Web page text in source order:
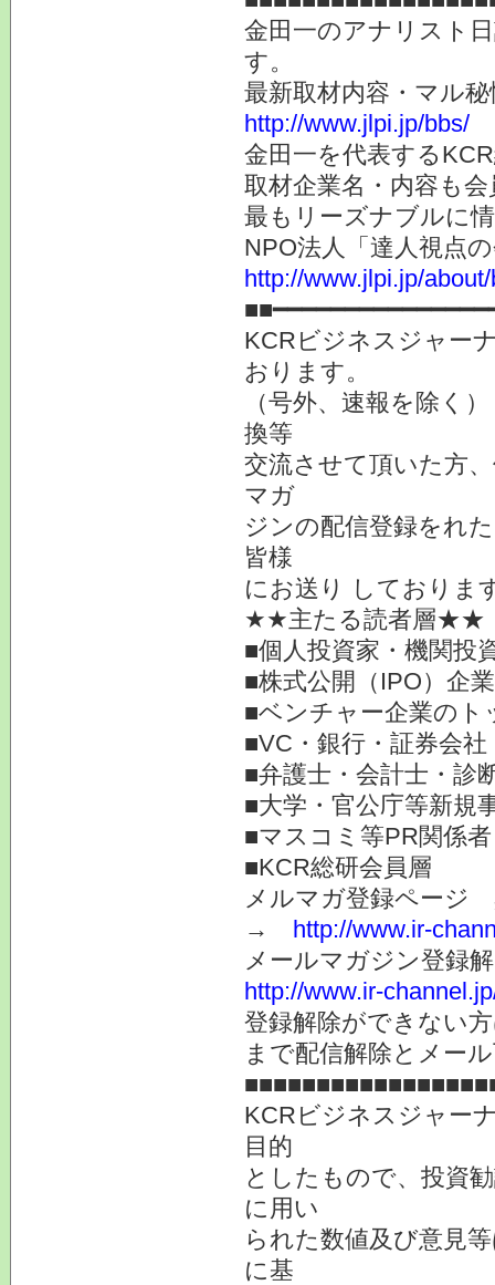
金田一のアナリスト
す。
最新取材内容・マル
http://www.jlpi.jp/bbs/
金田一を代表する
取材企業名・内容も
最もリーズナブルに
NPO法人「達人視点
http://www.jlpi.jp/
KCRビジネスジャー
おります。
（号外、速報を除く
換等
交流させて頂いた方
マガ
ジンの配信登録をれ
皆様
にお送り しておりま
★★主たる読者層★★
■個人投資家・機関投
■株式公開（IPO）企
■ベンチャー企業のト
■VC・銀行・証券会
■弁護士・会計士・診
■大学・官公庁等新規
■マスコミ等PR関係者
■KCR総研会員層
メルマガ登録ページ
→ http://www.ir-
メールマガジン登録
http://www.ir-
登録解除ができない
まで配信解除とメー
KCRビジネスジャー
目的
としたもので、投資
に用い
られた数値及び意見
に基